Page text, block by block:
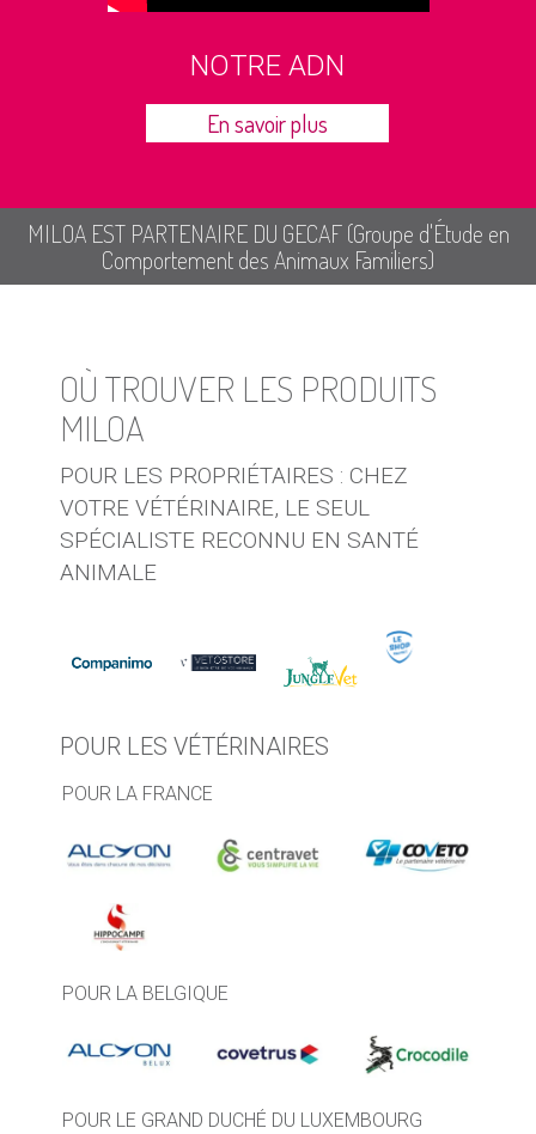
NOTRE ADN
En savoir plus
MILOA EST PARTENAIRE DU GECAF (Groupe d'Étude en
Comportement des Animaux Familiers)
OÙ TROUVER LES PRODUITS
MILOA
POUR LES PROPRIÉTAIRES : CHEZ
VOTRE VÉTÉRINAIRE, LE SEUL
SPÉCIALISTE RECONNU EN SANTÉ
ANIMALE
POUR LES VÉTÉRINAIRES
POUR LA FRANCE
POUR LA BELGIQUE
POUR LE GRAND DUCHÉ DU LUXEMBOURG